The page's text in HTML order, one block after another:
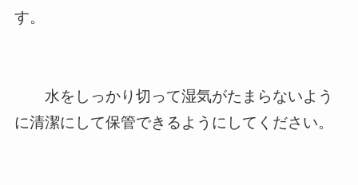
す。
水をしっかり切って湿気がたまらないよう
に清潔にして保管できるようにしてください。